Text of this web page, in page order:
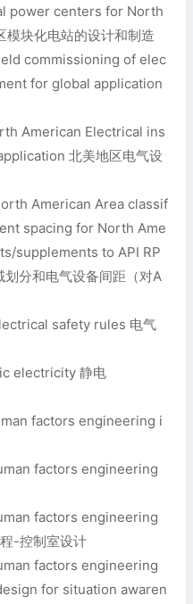
power centers for North
块化电站的设计和制造
commissioning of elec
for global application
American Electrical ins
北美地区电气设
American Area classif
spacing for North Ame
supplements to API RP
分和电气设备间距（对A
safety rules 电气
electricity 静电
factors engineering i
factors engineering
factors engineering
-控制室设计
factors engineering
for situation awaren